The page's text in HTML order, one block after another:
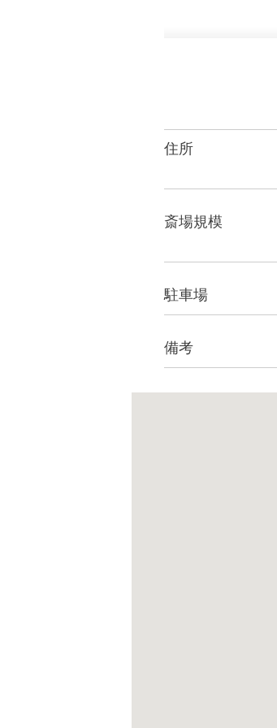
住所
斎場規模
駐車場
備考